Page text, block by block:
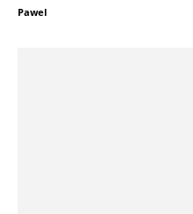
Pawel